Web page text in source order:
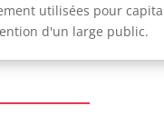
utilisées pour
d'un large public.